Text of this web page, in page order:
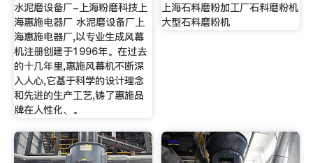
水泥磨设备厂-上海粉磨科技上
海惠施电器厂 水泥磨设备厂上
海惠施电器厂,以专业生成风幕
机注册创建于1996年。在过去
的十几年里,惠施风幕机不断深
入人心,它基于科学的设计理念
和先进的生产工艺,铸了惠施品
牌在人性化、。
上海石料磨粉加工厂石料磨粉机
大型石料磨粉机